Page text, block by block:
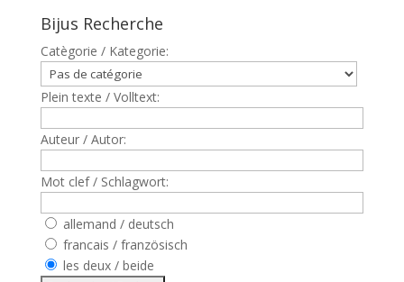
Bijus Recherche
Catègorie / Kategorie:
Plein texte / Volltext:
Auteur / Autor:
Mot clef / Schlagwort:
allemand / deutsch
francais / französisch
les deux / beide